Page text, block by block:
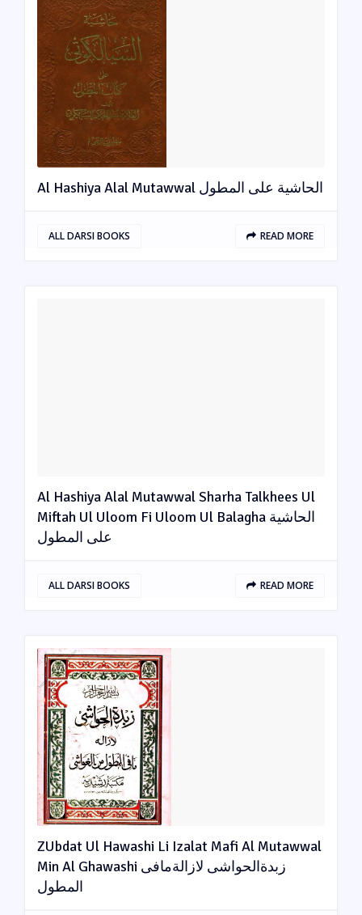
Al Hashiya Alal Mutawwal الحاشیة علی المطول
ALL DARSI BOOKS READ MORE
Al Hashiya Alal Mutawwal Sharha Talkhees Ul
Miftah Ul Uloom Fi Uloom Ul Balagha الحاشیة
علی المطول
ALL DARSI BOOKS READ MORE
ZUbdat Ul Hawashi Li Izalat Mafi Al Mutawwal
Min Al Ghawashi زبدةالحواشی لازالةمافی
المطول